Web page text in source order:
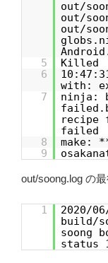
out/
out/
out/
5
Killed
6
with:
7
ninja:
recipe
failed
8
make:
9
out/soong.log の
1
2020/
build/
soong
status